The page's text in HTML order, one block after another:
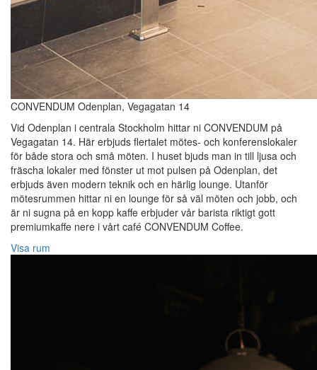
CONVENDUM Odenplan, Vegagatan 14
Vid Odenplan i centrala Stockholm hittar ni CONVENDUM på
Vegagatan 14. Här erbjuds flertalet mötes- och konferenslokaler
för både stora och små möten. I huset bjuds man in till ljusa och
fräscha lokaler med fönster ut mot pulsen på Odenplan, det
erbjuds även modern teknik och en härlig lounge. Utanför
mötesrummen hittar ni en lounge för så väl möten och jobb, och
är ni sugna på en kopp kaffe erbjuder vår barista riktigt gott
premiumkaffe nere i vårt café CONVENDUM Coffee.
Visa rum